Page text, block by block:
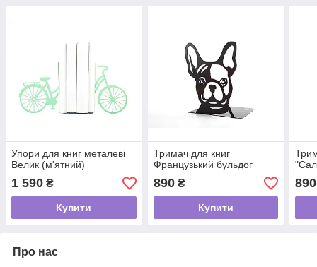
Упори для книг металеві
Велик (м'ятний)
1 590 ₴
Купити
Тримач для книг
Французький бульдог
890₴
Купити
890
Про нас